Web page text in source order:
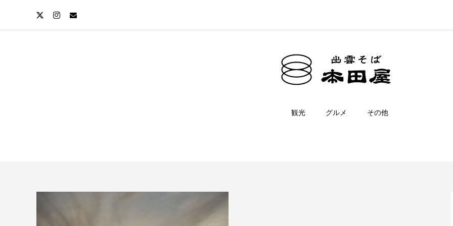
観光 グルメ その他